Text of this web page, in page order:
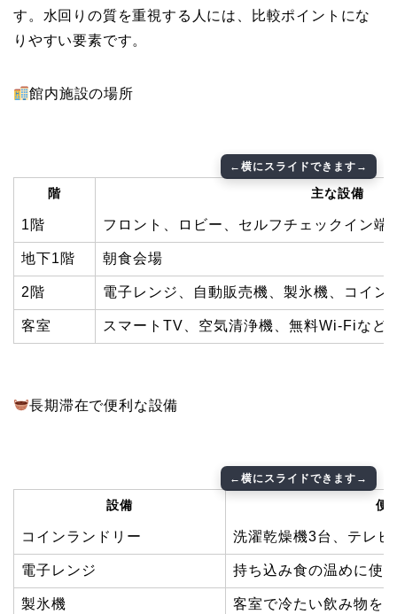
す。水回りの質を重視する人には、比較ポイントにな
りやすい要素です。
館内施設の場所
階 主な設備
1階 フロント、ロビー、セルフチェックイン端
地下1階 朝食会場
2階 電子レンジ、自動販売機、製氷機、コイン
客室 スマートTV、空気清浄機、無料Wi-Fiなど
長期滞在で便利な設備
設備 便
コインランドリー 洗濯乾燥機3台、テレ
電子レンジ 持ち込み食の温めに使
製氷機 客室で冷たい飲み物を